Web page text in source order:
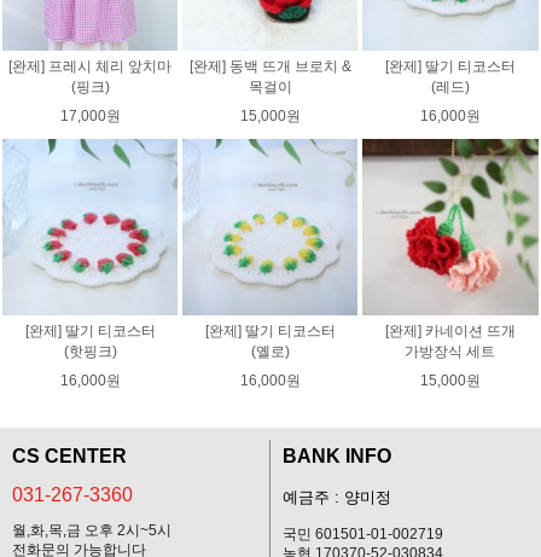
[완제] 프레시 체리 앞치마
(핑크)
17,000원
[완제] 동백 뜨개 브로치 &
목걸이
15,000원
[완제] 딸기 티코스터
(레드)
16,000원
[완제] 딸기 티코스터
(핫핑크)
16,000원
[완제] 딸기 티코스터
(옐로)
16,000원
[완제] 카네이션 뜨개
가방장식 세트
15,000원
CS CENTER
031-267-3360
월,화,목,금 오후 2시~5시
전화문의 가능합니다
BANK INFO
예금주 : 양미정
국민 601501-01-002719
농협 170370-52-030834